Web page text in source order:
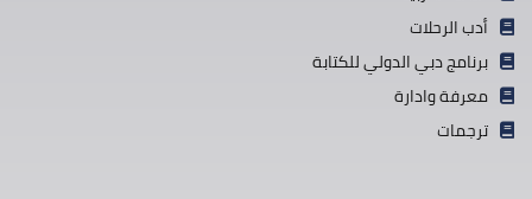
أدب الرحلات
برنامج دبي الدولي للكتابة
معرفة وادارة
ترجمات